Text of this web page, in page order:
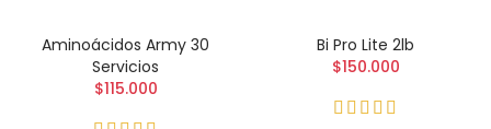
Aminoácidos Army 30
Servicios
$115.000
Bi Pro Lite 2lb
$150.000